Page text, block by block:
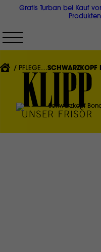
Gratis Turban bei Kauf
Produkten
PFLEGE{'CURRENT'|T}:
SCHWARZKOPF